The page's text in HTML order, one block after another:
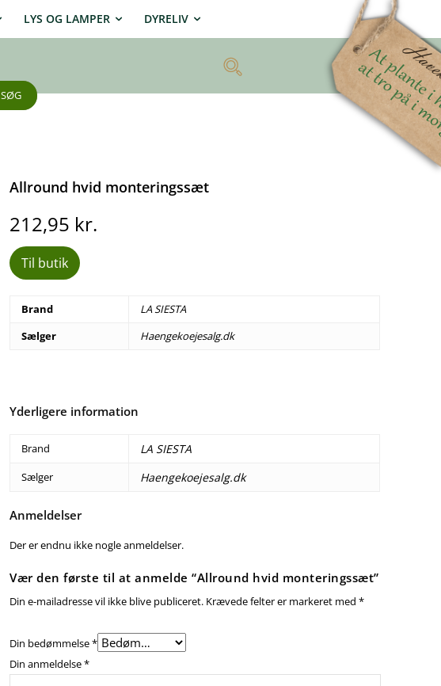
LYS OG LAMPER DYRELIV
SØG
Allround hvid monteringssæt
212,95 kr.
Til butik
Brand
LA SIESTA
Sælger
Haengekoejesalg.dk
Yderligere information
Brand LA SIESTA
Sælger Haengekoejesalg.dk
Anmeldelser
Der er endnu ikke nogle anmeldelser.
Vær den første til at anmelde “Allround hvid monteringssæt”
Din e-mailadresse vil ikke blive publiceret. Krævede felter er markeret med*
Din bedømmelse*
Din anmeldelse*